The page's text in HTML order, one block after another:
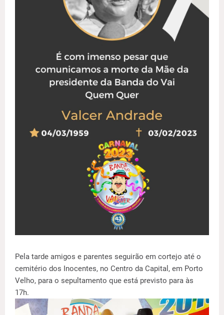
Pela tarde amigos e parentes seguirão em cortejo até o
cemitério dos Inocentes, no Centro da Capital, em Porto
Velho, para o sepultamento que está previsto para às
17h.